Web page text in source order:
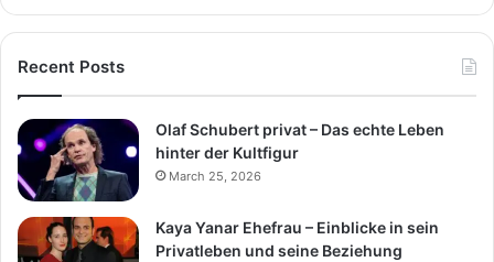
Recent Posts
Olaf Schubert privat – Das echte Leben
hinter der Kultfigur
March 25, 2026
Kaya Yanar Ehefrau – Einblicke in sein
Privatleben und seine Beziehung